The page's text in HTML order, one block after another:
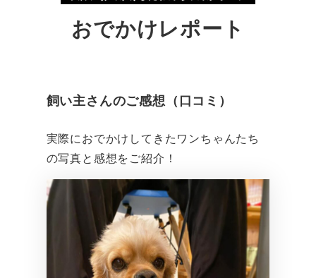
おでかけレポート
飼い主さんのご感想（口コミ）
実際におでかけしてきたワンちゃんたち
の写真と感想をご紹介！